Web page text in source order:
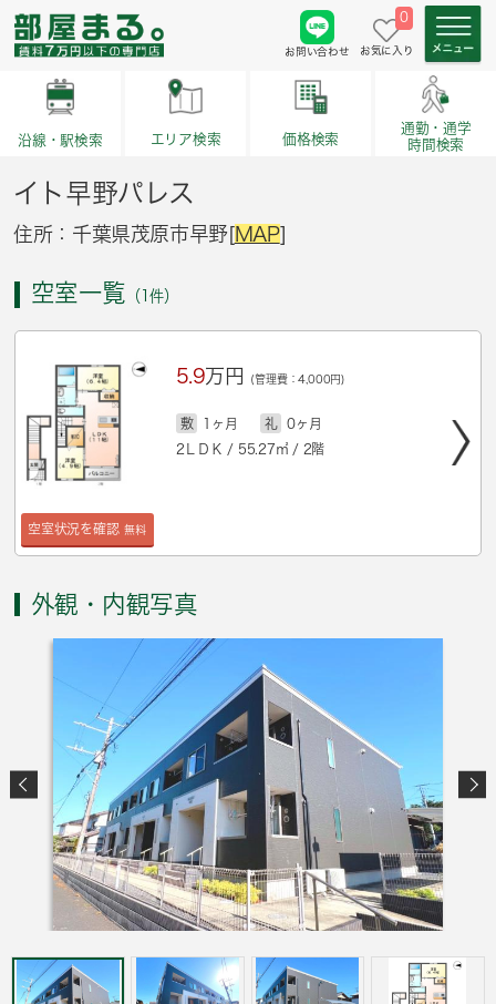
お問い合わせ
0
お気に入り
沿線・駅検索 エリア検索 価格検索
通勤・通学
時間検索
イト早野パレス
住所：千葉県茂原市早野[MAP]
空室一覧 （1件）
空室状況を確認 無料
5.9万円 (管理費：4,000円)
敷 1ヶ月 礼
0ヶ月
2ＬＤＫ / 55.27㎡ / 2階
外観・内観写真